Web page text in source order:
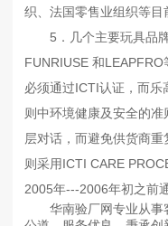
织、法国零售业组织等目
5．几个主要玩具品牌
FUNRIUSE 和
必须通过ICTI认证，而
则中环境健康及安全的
层对话，而避免供货商
则采用ICTI CARE
2005年---2006年初之前
华南验厂网专业从